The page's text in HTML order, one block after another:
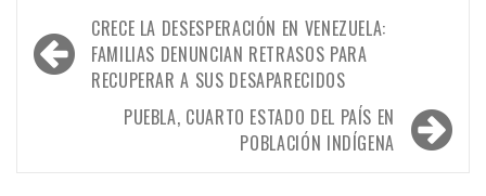
Navegación
de
entradas
CRECE LA DESESPERACIÓN EN VENEZUELA:
FAMILIAS DENUNCIAN RETRASOS PARA
RECUPERAR A SUS DESAPARECIDOS
PUEBLA, CUARTO ESTADO DEL PAÍS EN
POBLACIÓN INDÍGENA